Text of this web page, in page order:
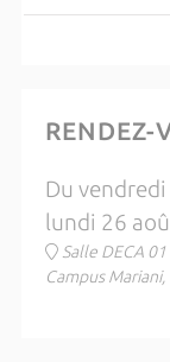
RENDEZ-
Du
lundi 26
Salle DECA
Campus